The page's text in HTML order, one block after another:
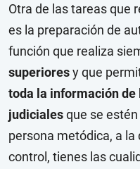
Otra de las tareas que
es la preparación de
función que realiza
superioresy que
toda la información
judicialesque se
persona metódica, a
control, tienes las